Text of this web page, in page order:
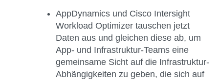
AppDynamics und Cisco Intersight
Workload Optimizer tauschen jetzt
Daten aus und gleichen diese ab, um
App- und Infrastruktur-Teams eine
gemeinsame Sicht auf die Infrastruktur-
Abhängigkeiten zu geben, die sich auf